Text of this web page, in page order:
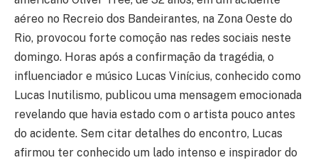
aéreo no Recreio dos Bandeirantes, na Zona Oeste do
Rio, provocou forte comoção nas redes sociais neste
domingo. Horas após a confirmação da tragédia, o
influenciador e músico Lucas Vinícius, conhecido como
Lucas Inutilismo, publicou uma mensagem emocionada
revelando que havia estado com o artista pouco antes
do acidente. Sem citar detalhes do encontro, Lucas
afirmou ter conhecido um lado intenso e inspirador do